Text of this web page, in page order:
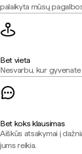
palaikyta mūsų
Bet vieta
Nesvarbu, kur
Bet koks klausimas
Aiškūs atsakymai į
jums reikia.